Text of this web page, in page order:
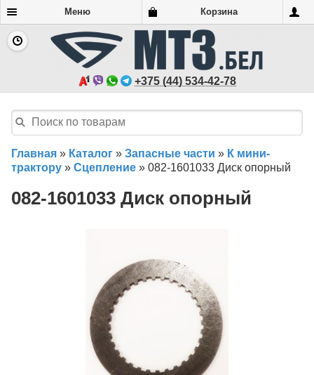
Меню Корзина
+375 (44) 534-42-78
Главная » Каталог » Запасные части » К мини-
трактору » Сцепление » 082-1601033 Диск опорный
082-1601033 Диск опорный